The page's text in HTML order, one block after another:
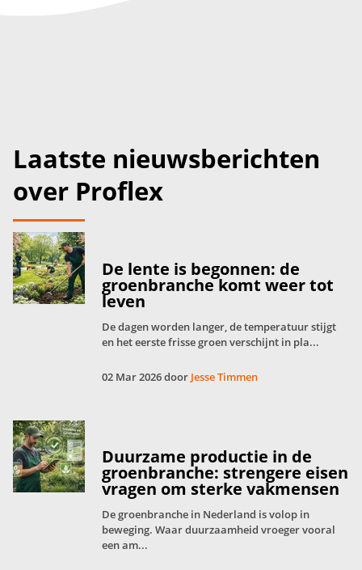
Laatste nieuwsberichten
over Proflex
De lente is begonnen: de
groenbranche komt weer tot
leven
De dagen worden langer, de temperatuur stijgt
en het eerste frisse groen verschijnt in pla...
02 Mar 2026 door Jesse Timmen
Duurzame productie in de
groenbranche: strengere eisen
vragen om sterke vakmensen
De groenbranche in Nederland is volop in
beweging. Waar duurzaamheid vroeger vooral
een am...